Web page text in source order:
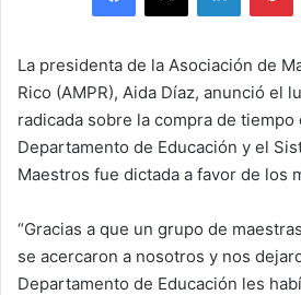
La presidenta de la Asociación de
Rico (AMPR), Aida Díaz, anunció el
radicada sobre la compra de tiempo
Departamento de Educación y el
Maestros fue dictada a favor de los
“Gracias a que un grupo de
se acercaron a nosotros y nos
Departamento de Educación les